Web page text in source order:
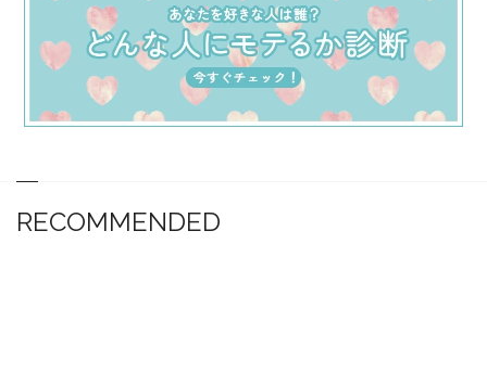
RECOMMENDED